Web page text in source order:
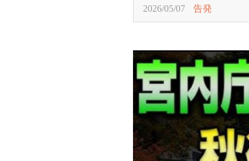
2026/05/07 告発